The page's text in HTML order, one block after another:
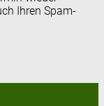
Ihren Spam-